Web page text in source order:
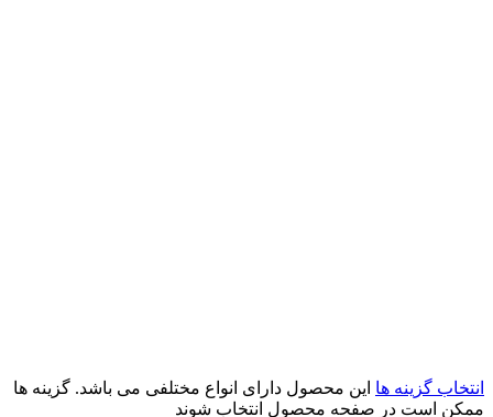
انتخاب گزینه ها این محصول دارای انواع مختلفی می باشد. گزینه ها
ممکن است در صفحه محصول انتخاب شوند